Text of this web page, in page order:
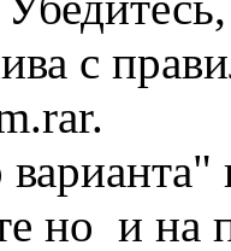
с
но и на